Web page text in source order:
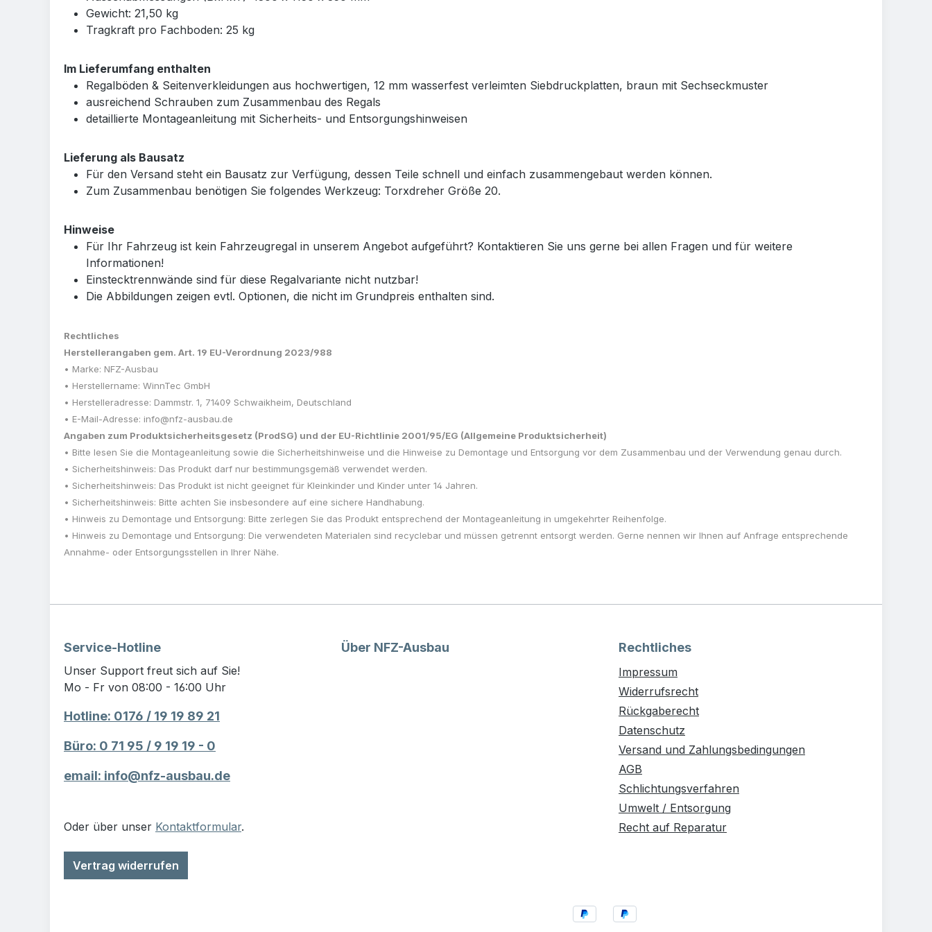
Gewicht: 21,50 kg
Tragkraft pro Fachboden: 25 kg
Im Lieferumfang enthalten
Regalböden & Seitenverkleidungen aus hochwertigen, 12 mm wasserfest verleimten Siebdruckplatten, braun mit Sechseckmuster
ausreichend Schrauben zum Zusammenbau des Regals
detaillierte Montageanleitung mit Sicherheits- und Entsorgungshinweisen
Lieferung als Bausatz
Für den Versand steht ein Bausatz zur Verfügung, dessen Teile schnell und einfach zusammengebaut werden können.
Zum Zusammenbau benötigen Sie folgendes Werkzeug: Torxdreher Größe 20.
Hinweise
Für Ihr Fahrzeug ist kein Fahrzeugregal in unserem Angebot aufgeführt? Kontaktieren Sie uns gerne bei allen Fragen und für weitere
Informationen!
Einstecktrennwände sind für diese Regalvariante nicht nutzbar!
Die Abbildungen zeigen evtl. Optionen, die nicht im Grundpreis enthalten sind.
Rechtliches
Herstellerangaben gem. Art. 19 EU-Verordnung 2023/988
• Marke: NFZ-Ausbau
• Herstellername: WinnTec GmbH
• Herstelleradresse: Dammstr. 1, 71409 Schwaikheim, Deutschland
• E-Mail-Adresse: info@nfz-ausbau.de
Angaben zum Produktsicherheitsgesetz (ProdSG) und der EU-Richtlinie 2001/95/EG (Allgemeine Produktsicherheit)
• Bitte lesen Sie die Montageanleitung sowie die Sicherheitshinweise und die Hinweise zu Demontage und Entsorgung vor dem Zusammenbau und der Verwendung genau durch.
• Sicherheitshinweis: Das Produkt darf nur bestimmungsgemäß verwendet werden.
• Sicherheitshinweis: Das Produkt ist nicht geeignet für Kleinkinder und Kinder unter 14 Jahren.
• Sicherheitshinweis: Bitte achten Sie insbesondere auf eine sichere Handhabung.
• Hinweis zu Demontage und Entsorgung: Bitte zerlegen Sie das Produkt entsprechend der Montageanleitung in umgekehrter Reihenfolge.
• Hinweis zu Demontage und Entsorgung: Die verwendeten Materialen sind recyclebar und müssen getrennt entsorgt werden. Gerne nennen wir Ihnen auf Anfrage entsprechende
Annahme- oder Entsorgungsstellen in Ihrer Nähe.
Service-Hotline
Unser Support freut sich auf Sie!
Mo - Fr von 08:00 - 16:00 Uhr
Hotline: 0176 / 19 19 89 21
Büro: 0 71 95 / 9 19 19 - 0
email: info@nfz-ausbau.de
Oder über unser Kontaktformular.
Vertrag widerrufen
Über NFZ-Ausbau Rechtliches
Impressum
Widerrufsrecht
Rückgaberecht
Datenschutz
Versand und Zahlungsbedingungen
AGB
Schlichtungsverfahren
Umwelt / Entsorgung
Recht auf Reparatur